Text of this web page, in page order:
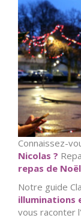
Connaissez-
Nicolas ?
repas de
Notre guide
illuminations
vous raconter